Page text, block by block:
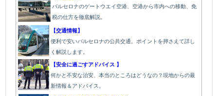
バルセロナのゲートウエイ空港、空港から市内への移動、免
税の仕方を徹底解説。
【交通情報】
便利で安いバルセロナの公共交通。ポイントを押さえて詳し
く解説します。
【安全に過ごすアドバイス 】
何かと不安な治安、本当のところはどうなの？現地からの最
新情報＆アドバイス。